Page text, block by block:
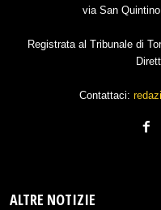
via San
Registrata al Tribunale di
Contattaci:
ALTRE NOTIZIE